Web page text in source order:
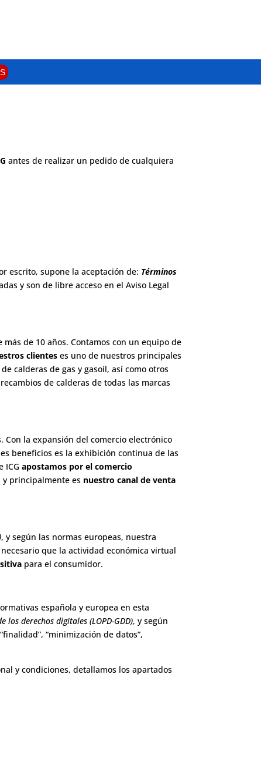
antes de realizar un pedido de cualquiera
escrito, supone la aceptación de: Términos
y son de libre acceso en el Aviso Legal
más de 10 años. Contamos con un equipo de
clientes es uno de nuestros principales
calderas de gas y gasoil, así como otros
de calderas de todas las marcas
la expansión del comercio electrónico
beneficios es la exhibición continua de las
ICGapostamos por el comercio
y principalmente es nuestro canal de venta
, y según las normas europeas, nuestra
que la actividad económica virtual
para el consumidor.
española y europea en esta
derechos digitales (LOPD-GDD), y según
“minimización de datos”,
y condiciones, detallamos los apartados